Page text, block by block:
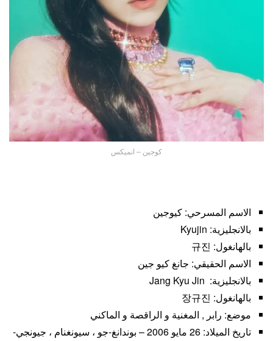
كوجين – انميكس
الاسم المسرحي: كيوجين
بالانجليزية: Kyujin
بالهانغول: 규진
الاسم الحقيقي: جانغ كيو جين
بالانجليزية: Jang Kyu Jin
بالهانغول: 장규진
موضع: رابر , المغنية و الراقصة و الماكني
تاريخ الميلاد: 26 مايو 2006 – بوندانغ-جو ، سيونغنام ، جيونجي-